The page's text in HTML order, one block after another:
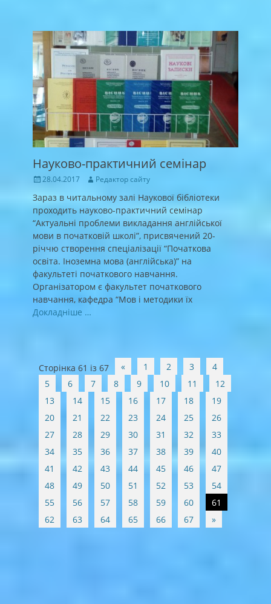
Науково-практичний семінар
Posted
28.04.2017 Author
Редактор сайту
Зараз в читальному залі Наукової бібліотеки
проходить науково-практичний семінар
“Актуальні проблеми викладання англійської
мови в початковій школі”, присвячений 20-
річчю створення спеціалізації “Початкова
освіта. Іноземна мова (англійська)” на
факультеті початкового навчання.
Організатором є факультет початкового
навчання, кафедра “Мов і методики їх
Докладніше …
Post
navigation
Сторінка 61 із 67 « 1 2 3
4
5
6 7 8 9 10 11
12
13
14 15 16 17 18
19
20
21 22 23 24 25
26
27
28 29 30 31 32
33
34
35 36 37 38 39
40
41
42 43 44 45 46
47
48
49 50 51 52 53
54
55
56 57 58 59 60
61
62
63 64 65 66 67 »